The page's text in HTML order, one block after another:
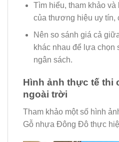
Tìm hiểu, tham khảo
của thương hiệu uy tín,
Nên so sánh giá cả
khác nhau để lựa chọn
ngân sách.
Hình ảnh thực tế thi
ngoài trời
Tham khảo một số hình
Gỗ nhựa Đông Đô thực